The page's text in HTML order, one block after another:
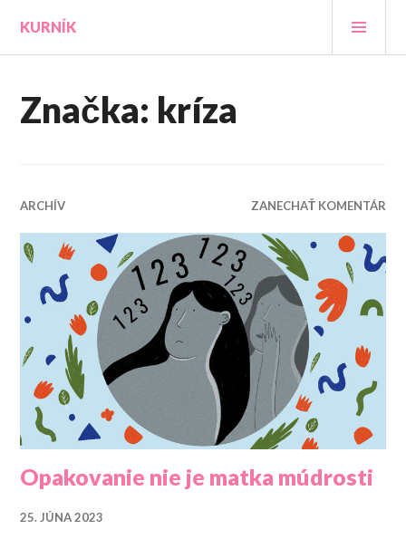
obsah
KURNÍK
Značka: kríza
ARCHÍV ZANECHAŤ KOMENTÁR
Opakovanie nie je matka múdrosti
25. JÚNA 2023